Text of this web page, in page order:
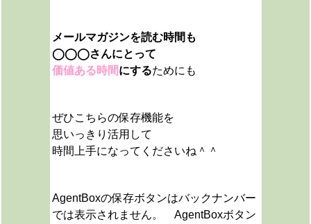
メールマガジンを読む時間も
◯◯◯さんにとって
価値ある時間にするためにも
ぜひこちらの保存機能を
思いっきり活用して
時間上手になってくださいね＾＾
AgentBoxの保存ボタンはバックナンバー
では表示されません。 AgentBoxボタン